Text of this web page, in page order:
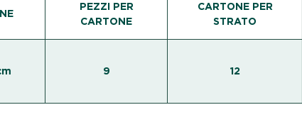
PEZZI PER
CARTONE
CARTONE PER
STRATO
9 12